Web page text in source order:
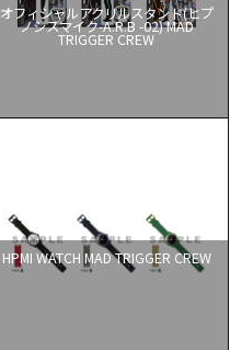
オフィシャルアクリルスタンド(ヒプ
ノシスマイク-A.R.B -02) MAD
TRIGGER CREW
HPMI WATCH MAD TRIGGER CREW